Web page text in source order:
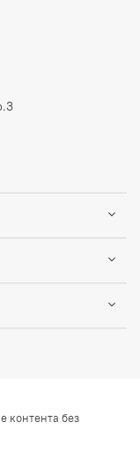
контента без